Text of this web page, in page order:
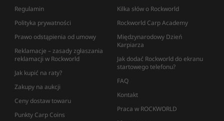
Regulamin
Polityka prywatności
Prawo odstąpienia od umowy
Reklamacje – zasady zgłaszania
reklamacji w Rockworld
Jak kupić na raty?
Zakupy na aukcji
Ceny dostaw towaru
Punkty Carp Coins
Kilka słów o Rockworld
Rockworld Carp Academy
Międzynarodowy Dzień
Karpiarza
Jak dodać Rockworld do ekranu
startowego telefonu?
FAQ
Kontakt
Praca w ROCKWORLD